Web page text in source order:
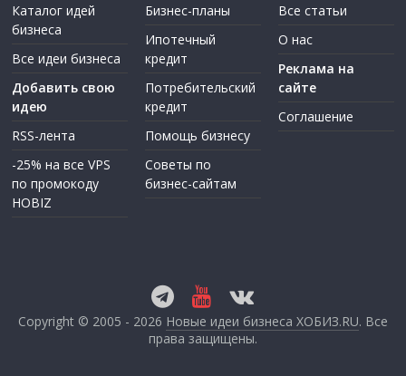
Каталог идей
бизнеса
Все идеи бизнеса
Добавить свою
идею
RSS-лента
-25% на все VPS
по промокоду
HOBIZ
Бизнес-планы
Ипотечный
кредит
Потребительский
кредит
Помощь бизнесу
Советы по
бизнес-сайтам
Все статьи
О нас
Реклама на
сайте
Соглашение
Copyright © 2005 - 2026 Новые идеи бизнеса ХОБИЗ.RU. Все
права защищены.